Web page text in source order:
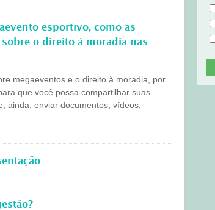
esportivo, como as
o direito à moradia nas
megaeventos e o direito à moradia, por
que você possa compartilhar suas
ainda, enviar documentos, vídeos,